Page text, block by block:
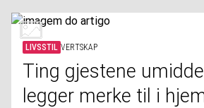
LIVSSTIL VERTSKAP
Ting gjestene
legger merke til i